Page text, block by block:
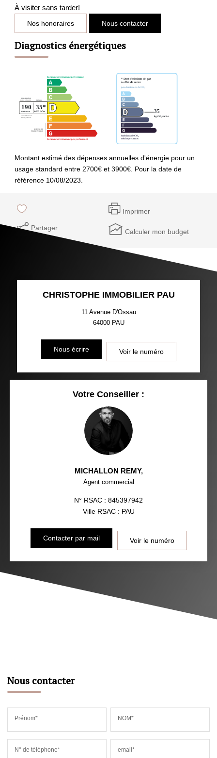
À visiter sans tarder!
Nos honoraires Nous contacter
Diagnostics énergétiques
Montant estimé des dépenses annuelles d'énergie pour un
usage standard entre 2700€ et 3900€. Pour la date de
référence 10/08/2023.
Imprimer
Partager Calculer mon budget
CHRISTOPHE IMMOBILIER PAU
11 Avenue D'Ossau
64000 PAU
Nous écrire Voir le numéro
Votre Conseiller :
MICHALLON REMY,
Agent commercial
N° RSAC : 845397942
Ville RSAC : PAU
Contacter par mail Voir le numéro
Nous contacter
Prénom* NOM*
N° de téléphone* email*